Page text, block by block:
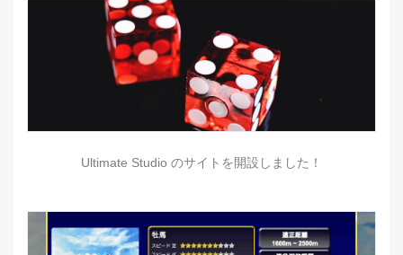
Ultimate Studio のサイトを開設しました！